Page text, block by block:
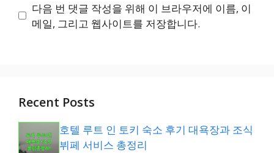
트
다음 번 댓글 작성을 위해 이 브라우저에 이름, 이
메일, 그리고 웹사이트를 저장합니다.
Recent Posts
호텔 루트 인 토키 숙소 후기 대욕장과 조식
뷔페 서비스 총정리